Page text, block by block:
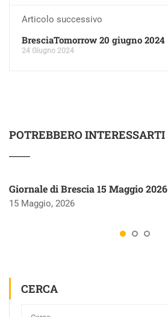
Articolo successivo
BresciaTomorrow 20 giugno 2024
24 Giugno 2024
POTREBBERO INTERESSARTI
Giornale di Brescia 15 Maggio 2026
15 Maggio, 2026
CERCA